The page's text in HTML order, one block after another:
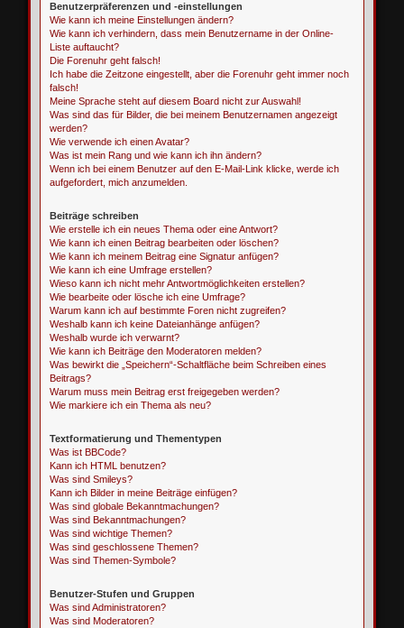
Benutzerpräferenzen und -einstellungen
Wie kann ich meine Einstellungen ändern?
Wie kann ich verhindern, dass mein Benutzername in der Online-
Liste auftaucht?
Die Forenuhr geht falsch!
Ich habe die Zeitzone eingestellt, aber die Forenuhr geht immer noch
falsch!
Meine Sprache steht auf diesem Board nicht zur Auswahl!
Was sind das für Bilder, die bei meinem Benutzernamen angezeigt
werden?
Wie verwende ich einen Avatar?
Was ist mein Rang und wie kann ich ihn ändern?
Wenn ich bei einem Benutzer auf den E-Mail-Link klicke, werde ich
aufgefordert, mich anzumelden.
Beiträge schreiben
Wie erstelle ich ein neues Thema oder eine Antwort?
Wie kann ich einen Beitrag bearbeiten oder löschen?
Wie kann ich meinem Beitrag eine Signatur anfügen?
Wie kann ich eine Umfrage erstellen?
Wieso kann ich nicht mehr Antwortmöglichkeiten erstellen?
Wie bearbeite oder lösche ich eine Umfrage?
Warum kann ich auf bestimmte Foren nicht zugreifen?
Weshalb kann ich keine Dateianhänge anfügen?
Weshalb wurde ich verwarnt?
Wie kann ich Beiträge den Moderatoren melden?
Was bewirkt die „Speichern“-Schaltfläche beim Schreiben eines
Beitrags?
Warum muss mein Beitrag erst freigegeben werden?
Wie markiere ich ein Thema als neu?
Textformatierung und Thementypen
Was ist BBCode?
Kann ich HTML benutzen?
Was sind Smileys?
Kann ich Bilder in meine Beiträge einfügen?
Was sind globale Bekanntmachungen?
Was sind Bekanntmachungen?
Was sind wichtige Themen?
Was sind geschlossene Themen?
Was sind Themen-Symbole?
Benutzer-Stufen und Gruppen
Was sind Administratoren?
Was sind Moderatoren?